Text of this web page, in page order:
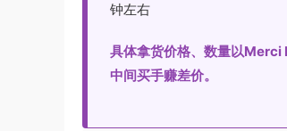
钟左右
具体拿货价格、数量以Merci
中间买手赚差价。